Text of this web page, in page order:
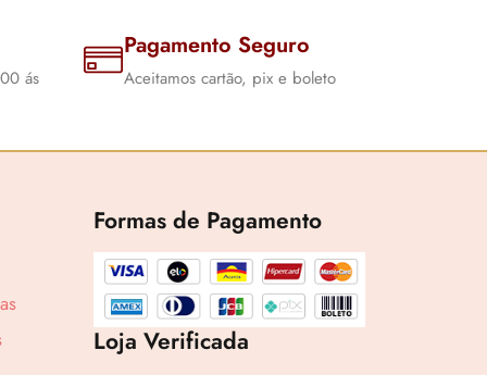
ás
Pagamento Seguro
Aceitamos cartão, pix e boleto
Formas de Pagamento
Loja Verificada